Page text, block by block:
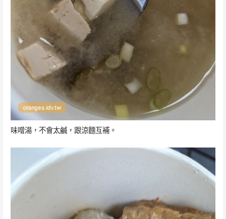
味噌湯，不會太鹹，跟涼麵互補。